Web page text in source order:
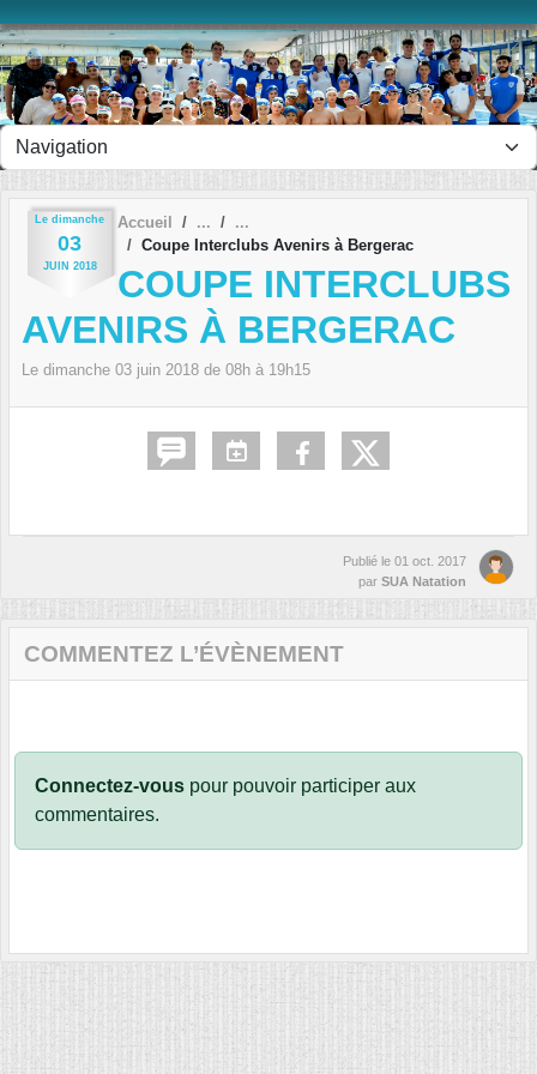
Le dimanche
03
JUIN 2018
Accueil
Coupe Interclubs Avenirs à Bergerac
COUPE INTERCLUBS
AVENIRS À BERGERAC
Le dimanche 03 juin 2018 de 08h à 19h15
Publié le 01 oct. 2017
par SUA Natation
COMMENTEZ L’ÉVÈNEMENT
Connectez-vous pour pouvoir participer aux
commentaires.